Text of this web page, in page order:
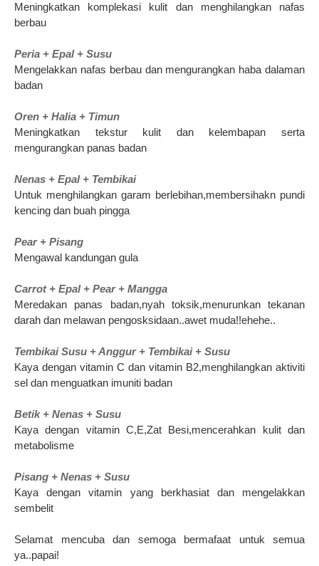
Meningkatkan komplekasi kulit dan menghilangkan nafas
berbau
Peria + Epal + Susu
Mengelakkan nafas berbau dan mengurangkan haba dalaman
badan
Oren + Halia + Timun
Meningkatkan tekstur kulit dan kelembapan serta
mengurangkan panas badan
Nenas + Epal + Tembikai
Untuk menghilangkan garam berlebihan,membersihakn pundi
kencing dan buah pingga
Pear + Pisang
Mengawal kandungan gula
Carrot + Epal + Pear + Mangga
Meredakan panas badan,nyah toksik,menurunkan tekanan
darah dan melawan pengosksidaan..awet muda!!ehehe..
Tembikai Susu + Anggur + Tembikai + Susu
Kaya dengan vitamin C dan vitamin B2,menghilangkan aktiviti
sel dan menguatkan imuniti badan
Betik + Nenas + Susu
Kaya dengan vitamin C,E,Zat Besi,mencerahkan kulit dan
metabolisme
Pisang + Nenas + Susu
Kaya dengan vitamin yang berkhasiat dan mengelakkan
sembelit
Selamat mencuba dan semoga bermafaat untuk semua
ya..papai!